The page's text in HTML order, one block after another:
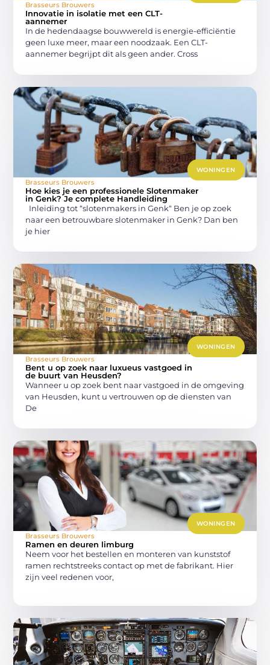
Brasseurs Brouwers
Innovatie in isolatie met een CLT-
aannemer
In de hedendaagse bouwwereld is energie-efficiëntie
geen luxe meer, maar een noodzaak. Een CLT-
aannemer begrijpt dit als geen ander. Cross
WONINGEN
Brasseurs Brouwers
Hoe kies je een professionele Slotenmaker
in Genk? Je complete Handleiding
Inleiding tot “slotenmakers in Genk“ Ben je op zoek
naar een betrouwbare slotenmaker in Genk? Dan ben
je hier
WONINGEN
Brasseurs Brouwers
Bent u op zoek naar luxueus vastgoed in
de buurt van Heusden?
Wanneer u op zoek bent naar vastgoed in de omgeving
van Heusden, kunt u vertrouwen op de diensten van
De
WONINGEN
Brasseurs Brouwers
Ramen en deuren limburg
Neem voor het bestellen en monteren van kunststof
ramen rechtstreeks contact op met de fabrikant. Hier
zijn veel redenen voor,